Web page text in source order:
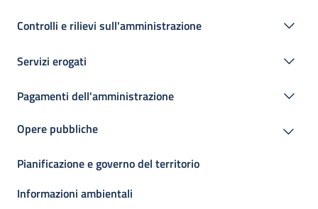
Controlli e rilievi sull'amministrazione
Servizi erogati
Pagamenti dell'amministrazione
Opere pubbliche
Pianificazione e governo del territorio
Informazioni ambientali